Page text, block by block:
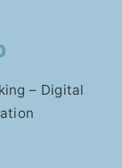
– Digital